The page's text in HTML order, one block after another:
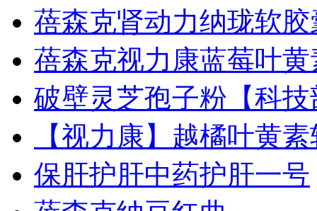
蓓森克肾动力纳珑软胶
蓓森克视力康蓝莓叶
破壁灵芝孢子粉【科
【视力康】越橘叶黄
保肝护肝中药护肝一号